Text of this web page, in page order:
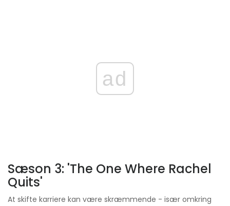
ad
Sæson 3: 'The One Where Rachel
Quits'
At skifte karriere kan være skræmmende - især omkring